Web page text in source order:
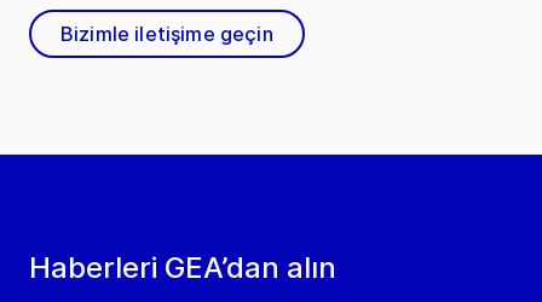
Haberleri GEA’dan alın
Bizimle iletişime geçin